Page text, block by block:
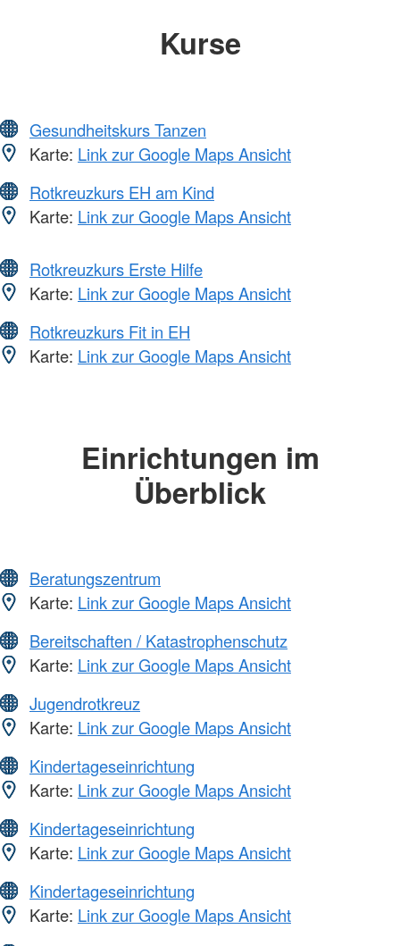
Kurse
Gesundheitskurs Tanzen
Karte: Link zur Google Maps Ansicht
Rotkreuzkurs EH am Kind
Karte: Link zur Google Maps Ansicht
Rotkreuzkurs Erste Hilfe
Karte: Link zur Google Maps Ansicht
Rotkreuzkurs Fit in EH
Karte: Link zur Google Maps Ansicht
Einrichtungen im
Überblick
Beratungszentrum
Karte: Link zur Google Maps Ansicht
Bereitschaften / Katastrophenschutz
Karte: Link zur Google Maps Ansicht
Jugendrotkreuz
Karte: Link zur Google Maps Ansicht
Kindertageseinrichtung
Karte: Link zur Google Maps Ansicht
Kindertageseinrichtung
Karte: Link zur Google Maps Ansicht
Kindertageseinrichtung
Karte: Link zur Google Maps Ansicht